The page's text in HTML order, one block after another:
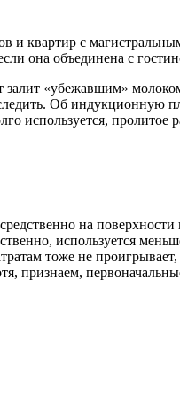
и квартир с
она объединена с
залит «убежавшим»
Об индукционную
используется,
на
используется
тоже не
признаем,